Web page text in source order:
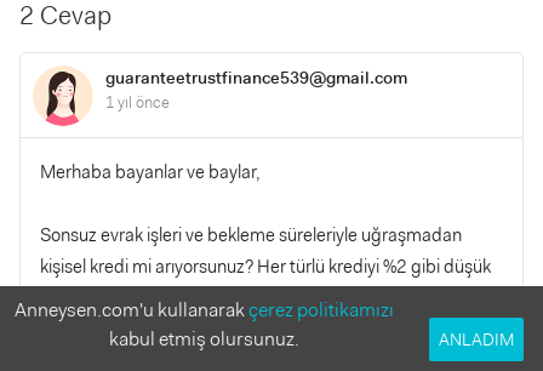
2 Cevap
guaranteetrustfinance539@gmail.com
1 yıl önce
Merhaba bayanlar ve baylar,
Sonsuz evrak işleri ve bekleme süreleriyle uğraşmadan
kişisel kredi mi arıyorsunuz? Her türlü krediyi %2 gibi düşük
bir faiz oranıyla sunuyoruz. İmza projelerinizi finanse edebilir
ve iş planınızı geliştirmenize yardımcı olabiliriz.
Anneysen.com'u kullanarakçerez politikamızı
kabul etmiş olursunuz.
ANLADIM